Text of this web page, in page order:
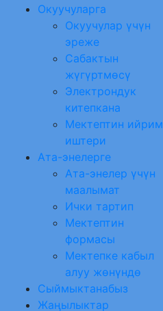
Окуучуларга
Окуучулар үчүн
эреже
Сабактын
жүгүртмөсү
Электрондук
китепкана
Мектептин ийрим
иштери
Ата-энелерге
Ата-энелер үчүн
маалымат
Ички тартип
Мектептин
формасы
Мектепке кабыл
алуу жөнүндө
Сыймыктанабыз
Жаңылыктар